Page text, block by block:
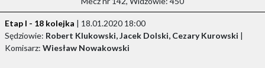
Etap I - 18 kolejka | 18.01.2020 18:00
Sędziowie: Robert Klukowski, Jacek Dolski, Cezary Kurowski |
Komisarz: Wiesław Nowakowski